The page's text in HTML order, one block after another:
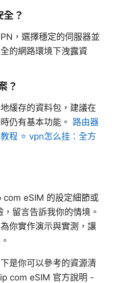
？
，選擇穩定的伺服器並
的網路環境下洩露資
？
緩存的資料包，建議在
仍有基本功能。 路由器
程 ⭐ vpn怎么挂：全方
com eSIM 的設定細節或
留言告訴我你的情境。
你實作演示與實測，讓
是你可以參考的資源清
com eSIM 官方說明 -